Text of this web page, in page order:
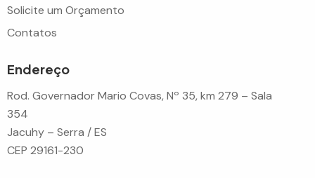
Solicite um Orçamento
Contatos
Endereço
Rod. Governador Mario Covas, Nº 35, km 279 – Sala
354
Jacuhy – Serra / ES
CEP 29161-230